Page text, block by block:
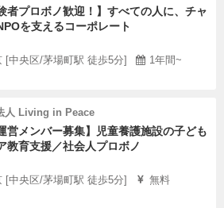
者プロボノ歓迎！】すべての人に、チャ
を支えるコーポレート
[中央区/茅場町駅 徒歩5分]
1年間~
人 Living in Peace
営メンバー募集】児童養護施設の子ども
教育支援／社会人プロボノ
[中央区/茅場町駅 徒歩5分]
無料